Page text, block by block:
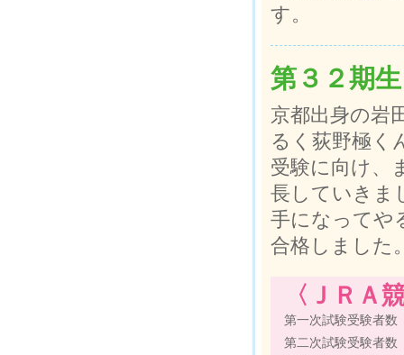
す。
第３２期生
京都出身の岩
るく荻野極く
受験に向け、
長していきま
手になってや
合格しました
〈ＪＲＡ
第一次試験受験者数
第二次試験受験者数